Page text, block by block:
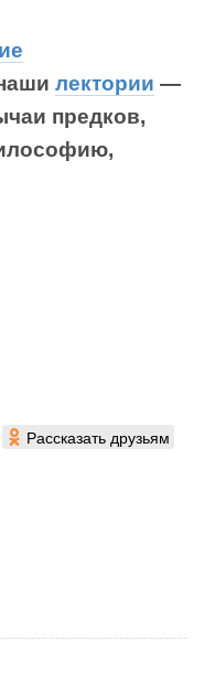
лектории —
предков,
Рассказать друзьям